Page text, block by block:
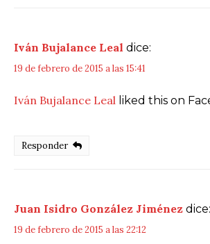
Iván Bujalance Leal dice:
19 de febrero de 2015 a las 15:41
Iván Bujalance Leal liked this on
Responder
Juan Isidro González Jiménez dice:
19 de febrero de 2015 a las 22:12